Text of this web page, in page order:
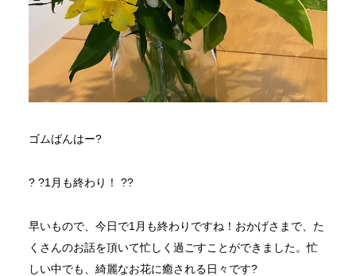
ゴムばんはー?
? ?️1月も終わり！ ??
早いもので、今日で1月も終わりですね！おかげさまで、た
くさんのお話を頂いて忙しく過ごすことができました。忙
しい中でも、綺麗なお花に癒される日々です?